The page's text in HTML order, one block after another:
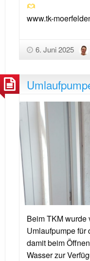
www.tk-
6. Juni 2025
Beim TKM
Umlaufpumpe für
damit beim
Wasser zur